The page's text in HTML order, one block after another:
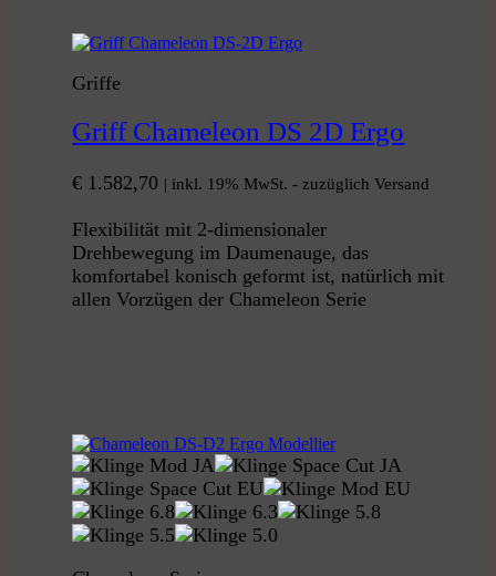
Griffe
Griff Chameleon DS 2D Ergo
€ 1.582,70 | inkl. 19% MwSt. - zuzüglich Versand
Flexibilität mit 2-dimensionaler
Drehbewegung im Daumenauge, das
komfortabel konisch geformt ist, natürlich mit
allen Vorzügen der Chameleon Serie